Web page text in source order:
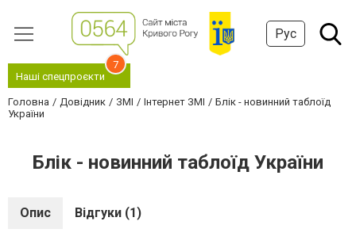
Рус
Наші спецпроєкти
7
Головна Довідник ЗМІ Інтернет ЗМІ
Блік - новинний таблоїд
України
Блік - новинний таблоїд України
Опис Відгуки (1)